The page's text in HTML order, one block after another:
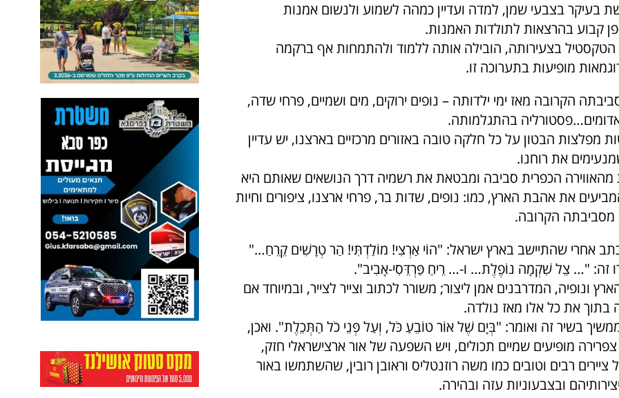
בעיקר בצבעי שמן, למדה ועדיין כמהה לשמוע ולנשום אמנות
קבוע בהרצאות לתולדות האמנות.
הטקסטיל בצעירותה, הובילה אותה ללמוד ולהתמחות אף ברקמה
מופיעות בתערוכה זו.
הקרובה מאז ימי ילדותה – נופים ירוקים, מים ושמיים, פרחי שדה,
בהתגלמותה.
מפלצות הבטון על כל חלקה טובה באזורים מרכזיים בארצנו, יש עדיין
את רוחנו.
הכפרית סביבה ומבטאת את רשמיה דרך הנושאים שאותם היא
את אהבת הארץ, כמו: נופים, שדות בר, פרחי ארצנו, ציפורים וחיות
הקרובה.
אחרי שהתיישב בארץ ישראל: "הוֹי אַרְצִי! מוֹלַדְתִּי! הַר טְרָשִׁים קֵרֵחַ…"
זה: "… צֵל שִׁקְמָה נוֹפֶלֶת… ו-… רֵיחַ פַּרְדֵּסִי-אָבִיב".
ונופיה, המדרבנים אמן ליצור; משורר לכתוב וצייר לצייר, ובמיוחד אם
בתוך את כל אלו מאז נולדה.
בשיר זה ואומר: "בְּיָם שֶׁל אוֹר טוֹבֵעַ כֹּל, וְעַל פְּנֵי כֹל הַתְּכֵלֶת". ואכן,
מופיעים שמיים תכולים, ויש השפעה של אור ארצישראלי חזק,
רבים וטובים כמו משה רוזנטליס וראובן רובין, שהשתמשו באור
ובצבעוניות עזה ובהירה.